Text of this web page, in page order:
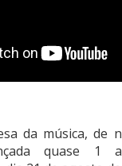
da música, de
quase 1